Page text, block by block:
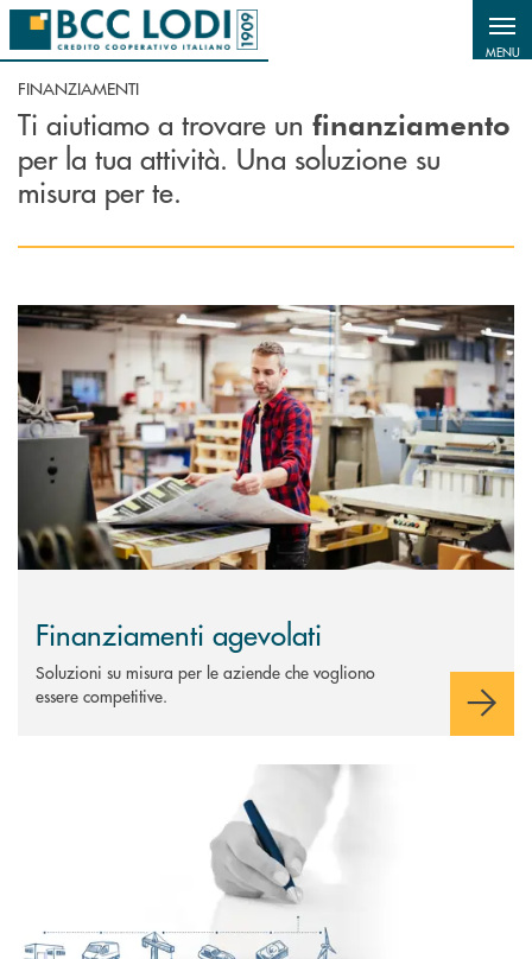
Salta al contenuto principale
MENU
FINANZIAMENTI
Ti aiutiamo a trovare un finanziamento
per la tua attività. Una soluzione su
misura per te.
Scopri di più Finanziamenti agevolati
Finanziamenti agevolati
Soluzioni su misura per le aziende che vogliono
essere competitive.